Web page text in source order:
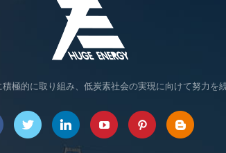
極的に取り組み、低炭素社会の実現に向けて努力を